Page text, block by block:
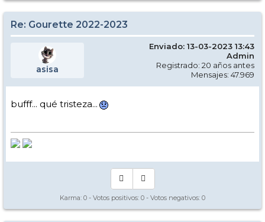
Re: Gourette 2022-2023
asisa
Enviado: 13-03-2023 13:43
Admin
Registrado: 20 años antes
Mensajes: 47.969
bufff... qué tristeza...
Karma: 0 - Votos positivos: 0 - Votos negativos: 0